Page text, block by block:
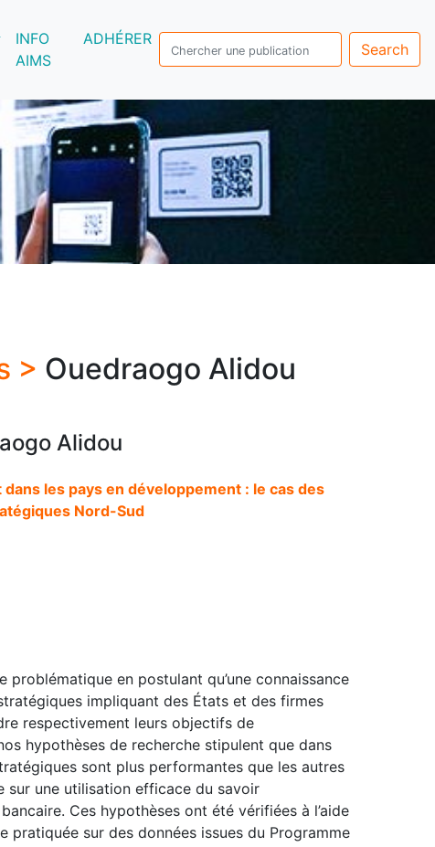
INFO
AIMS
ADHÉRER
Search
> Ouedraogo Alidou
Alidou
les pays en développement : le cas des
Nord-Sud
en postulant qu’une connaissance
impliquant des États et des firmes
respectivement leurs objectifs de
hypothèses de recherche stipulent que dans
sont plus performantes que les autres
sur une utilisation efficace du savoir
Ces hypothèses ont été vérifiées à l’aide
pratiquée sur des données issues du Programme